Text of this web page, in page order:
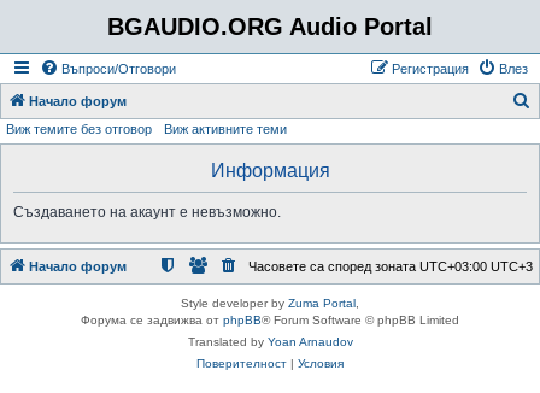
BGAUDIO.ORG Audio Portal
Въпроси/Отговори Влез
Регистрация
Начало форум
н
е
Виж темите без отговор Виж активните теми
Информация
Създаването на акаунт е невъзможно.
Начало форум Часовете са според зоната UTC+03:00 UTC+3
Style developer by Zuma Portal
Форума се задвижва от phpBB® Forum Software © phpBB Limited
Translated by Yoan Arnaudov
Поверителност | Условия